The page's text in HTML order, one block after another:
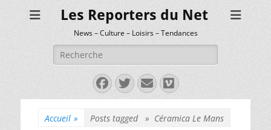
Les Reporters du Net
News – Culture – Loisirs – Tendances
Rechercher :
Facebook
Twitter
E-
mail
Vimeo
Accueil » Posts tagged » Céramica Le Mans